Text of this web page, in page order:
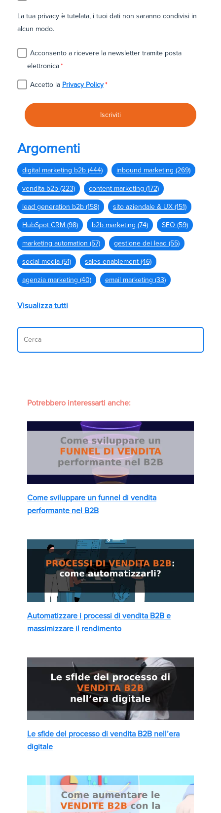
La tua privacy è tutelata, i tuoi dati non saranno condivisi in
alcun modo.
Acconsento a ricevere la newsletter tramite posta
elettronica*
Accetto la Privacy Policy *
Argomenti
digital marketing b2b (444) inbound marketing (269)
vendita b2b (223) content marketing (172)
lead generation b2b (158) sito aziendale & UX (151)
HubSpot CRM (98) b2b marketing (74) SEO (59)
marketing automation (57) gestione dei lead (55)
social media (51) sales enablement (46)
agenzia marketing (40) email marketing (33)
Visualizza tutti
Potrebbero interessarti anche:
Come sviluppare un funnel di vendita
performante nel B2B
Automatizzare i processi di vendita B2B e
massimizzare il rendimento
Le sfide del processo di vendita B2B nell’era
digitale